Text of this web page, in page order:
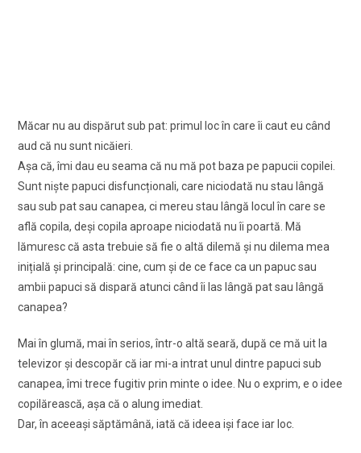
Măcar nu au dispărut sub pat: primul loc în care îi caut eu când
aud că nu sunt nicăieri.
Așa că, îmi dau eu seama că nu mă pot baza pe papucii copilei.
Sunt niște papuci disfuncționali, care niciodată nu stau lângă
sau sub pat sau canapea, ci mereu stau lângă locul în care se
află copila, deși copila aproape niciodată nu îi poartă. Mă
lămuresc că asta trebuie să fie o altă dilemă și nu dilema mea
inițială și principală: cine, cum și de ce face ca un papuc sau
ambii papuci să dispară atunci când îi las lângă pat sau lângă
canapea?
Mai în glumă, mai în serios, într-o altă seară, după ce mă uit la
televizor și descopăr că iar mi-a intrat unul dintre papuci sub
canapea, îmi trece fugitiv prin minte o idee. Nu o exprim, e o idee
copilărească, așa că o alung imediat.
Dar, în aceeași săptămână, iată că ideea iși face iar loc.